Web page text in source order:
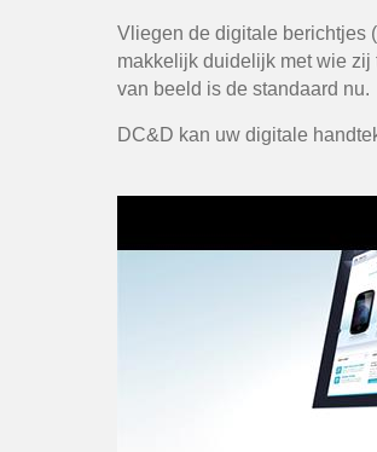
Vliegen de digitale berichtjes
makkelijk duidelijk met wie zij
van beeld is de standaard nu.
DC&D kan uw digitale